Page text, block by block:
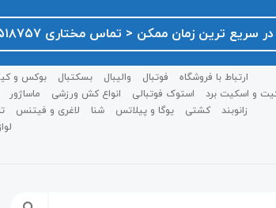
سریع ترین زمان ممکن ‌< تماس مختاری ۰۹۱۲۷۵۱۸۷۵۷ >
ارتباط با فروشگاه فوتبال والیبال بسکتبال بوکس و
و اسکیت برد
استوک فوتبالی انواع کش ورزشی ماساژور
زانوبند
کشتی یوگا و پیلاتس شنا لاغری و فیتنس